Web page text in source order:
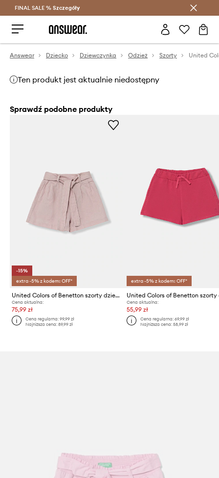
Oszczędzaj z Answear Club >
FINAL SALE % Szczegóły
Answear Dziecko Dziewczynka Odzież Szorty
Ten produkt jest aktualnie niedostępny
Sprawdź podobne produkty
-15%
extra -5% z kodem: OFF*
United Colors of Benetton szorty dziecięce z lnem
Cena aktualna:
75,99 zł
Cena regularna:99,99 zł
Najniższa cena:89,99 zł
extra -5% z kodem: OFF*
Cena aktualna:
55,99 zł
Cena regularna: 69,99 zł
Najniższa cena: 58,99 zł